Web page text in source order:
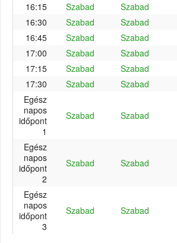
16:15
Szabad Szabad
16:30
Szabad Szabad
16:45
Szabad Szabad
17:00
Szabad Szabad
17:15
Szabad Szabad
17:30
Szabad Szabad
Egész
napos
időpont
1
Szabad Szabad
Egész
napos
időpont
2
Szabad Szabad
Egész
napos
időpont
3
Szabad Szabad